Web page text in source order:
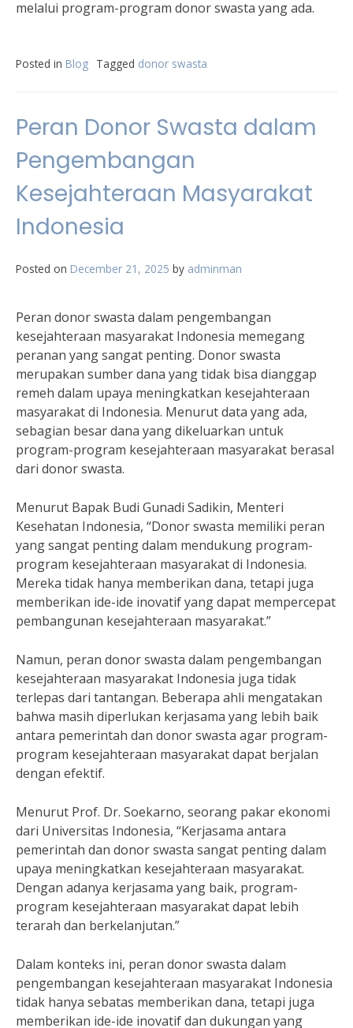
melalui program-program donor swasta yang ada.
Posted in Blog Tagged donor swasta
Peran Donor Swasta dalam
Pengembangan
Kesejahteraan Masyarakat
Indonesia
Posted on December 21, 2025 by adminman
Peran donor swasta dalam pengembangan
kesejahteraan masyarakat Indonesia memegang
peranan yang sangat penting. Donor swasta
merupakan sumber dana yang tidak bisa dianggap
remeh dalam upaya meningkatkan kesejahteraan
masyarakat di Indonesia. Menurut data yang ada,
sebagian besar dana yang dikeluarkan untuk
program-program kesejahteraan masyarakat berasal
dari donor swasta.
Menurut Bapak Budi Gunadi Sadikin, Menteri
Kesehatan Indonesia, “Donor swasta memiliki peran
yang sangat penting dalam mendukung program-
program kesejahteraan masyarakat di Indonesia.
Mereka tidak hanya memberikan dana, tetapi juga
memberikan ide-ide inovatif yang dapat mempercepat
pembangunan kesejahteraan masyarakat.”
Namun, peran donor swasta dalam pengembangan
kesejahteraan masyarakat Indonesia juga tidak
terlepas dari tantangan. Beberapa ahli mengatakan
bahwa masih diperlukan kerjasama yang lebih baik
antara pemerintah dan donor swasta agar program-
program kesejahteraan masyarakat dapat berjalan
dengan efektif.
Menurut Prof. Dr. Soekarno, seorang pakar ekonomi
dari Universitas Indonesia, “Kerjasama antara
pemerintah dan donor swasta sangat penting dalam
upaya meningkatkan kesejahteraan masyarakat.
Dengan adanya kerjasama yang baik, program-
program kesejahteraan masyarakat dapat lebih
terarah dan berkelanjutan.”
Dalam konteks ini, peran donor swasta dalam
pengembangan kesejahteraan masyarakat Indonesia
tidak hanya sebatas memberikan dana, tetapi juga
memberikan ide-ide inovatif dan dukungan yang